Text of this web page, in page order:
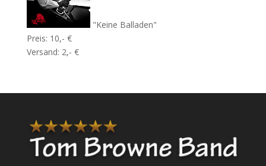
"Keine Balladen"
Preis: 10,- €
Versand: 2,- €